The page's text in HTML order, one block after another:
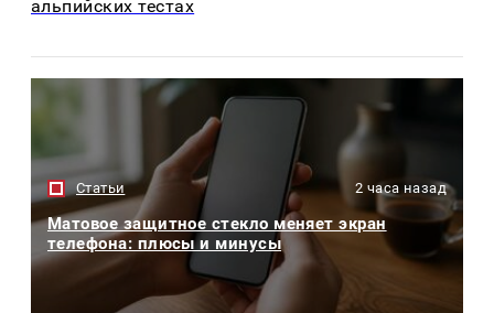
альпийских тестах
Статьи 2 часа назад
Матовое защитное стекло меняет экран
телефона: плюсы и минусы